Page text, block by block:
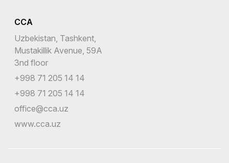
CCA
Uzbekistan, Tashkent,
Mustakillik Avenue, 59A
3nd floor
+998 71 205 14 14
+998 71 205 14 14
office@cca.uz
www.cca.uz